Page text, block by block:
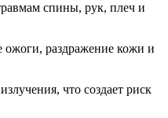
спины, рук, плеч и
ожоги, раздражение кожи и
что создает риск